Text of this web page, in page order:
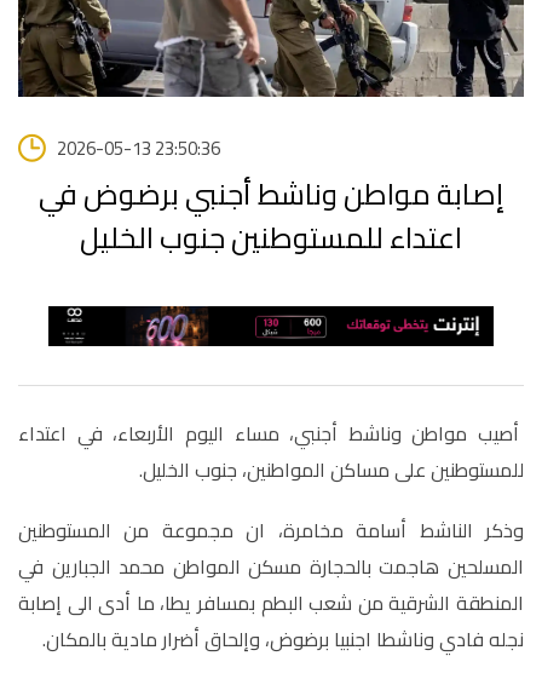
2026-05-13 23:50:36
إصابة مواطن وناشط أجنبي برضوض في
اعتداء للمستوطنين جنوب الخليل
أصيب مواطن وناشط أجنبي، مساء اليوم الأربعاء، في اعتداء
للمستوطنين على مساكن المواطنين، جنوب الخليل.
وذكر الناشط أسامة مخامرة، ان مجموعة من المستوطنين
المسلحين هاجمت بالحجارة مسكن المواطن محمد الجبارين في
المنطقة الشرقية من شعب البطم بمسافر يطا، ما أدى الى إصابة
نجله فادي وناشطا اجنبيا برضوض، وإلحاق أضرار مادية بالمكان.